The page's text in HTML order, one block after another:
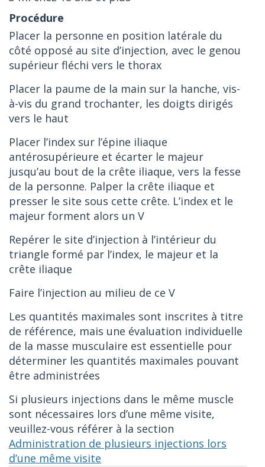
Placer la personne en position latérale du
côté opposé au site d’injection, avec le genou
supérieur fléchi vers le thorax
Placer la paume de la main sur la hanche, vis-
à-vis du grand trochanter, les doigts dirigés
vers le haut
Placer l’index sur l’épine iliaque
antérosupérieure et écarter le majeur
jusqu’au bout de la crête iliaque, vers la fesse
de la personne. Palper la crête iliaque et
presser le site sous cette crête. L’index et le
majeur forment alors un V
Repérer le site d’injection à l’intérieur du
triangle formé par l’index, le majeur et la
crête iliaque
Faire l’injection au milieu de ce V
Les quantités maximales sont inscrites à titre
de référence, mais une évaluation individuelle
de la masse musculaire est essentielle pour
déterminer les quantités maximales pouvant
être administrées
Si plusieurs injections dans le même muscle
sont nécessaires lors d’une même visite,
veuillez-vous référer à la section
Administration de plusieurs injections lors
d’une même visite